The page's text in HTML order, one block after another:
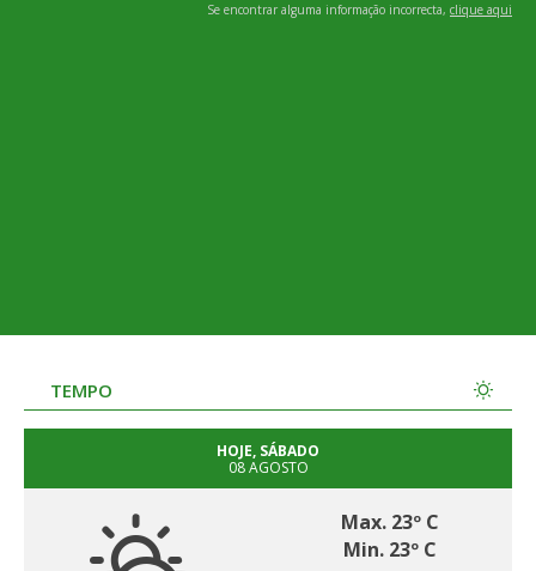
Se encontrar alguma informação incorrecta, clique aqui
TEMPO
HOJE, SÁBADO
08 AGOSTO
Max. 23º C
Min. 23º C